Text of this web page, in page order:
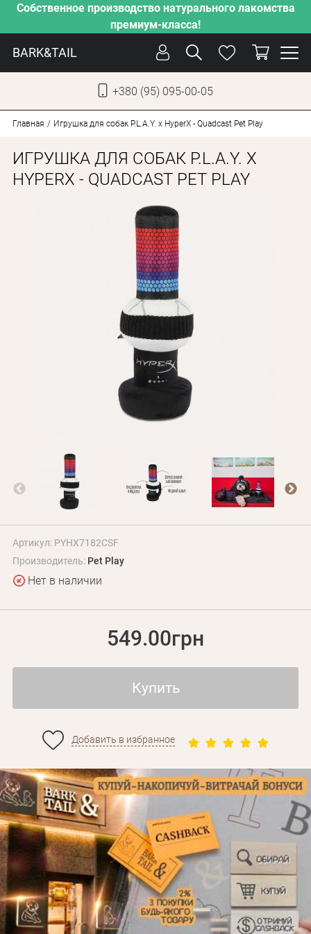
Собственное производство натурального лакомства
премиум-класса!
BARK&TAIL
+380 (95) 095-00-05
СОБАКИ
КОТЫ
ОТ ЖАРЫ
НАШЕ ПРОИЗВОДСТВО
НОВИНКИ
АКЦИИ
О КОМПАНИИ
Оплата и доставка
Программа лояльности
+380 (95) 095-00-05
Главная Игрушка для собак P.L.A.Y. x HyperX - Quadcast Pet Play
ИГРУШКА ДЛЯ СОБАК P.L.A.Y. X
HYPERX - QUADCAST PET PLAY
Артикул: PYHX7182CSF
Производитель: Pet Play
Нет в наличии
549.00грн
Купить
Добавить в избранное
Забыли пароль?
Личные данные